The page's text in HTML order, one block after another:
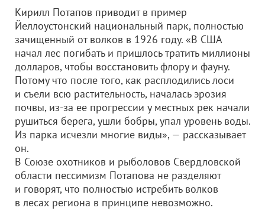
Кирилл Потапов приводит в пример
Йеллоустонский национальный парк, полностью
зачищенный от волков в 1926 году. «В США
начал лес погибать и пришлось тратить миллионы
долларов, чтобы восстановить флору и фауну.
Потому что после того, как расплодились лоси
и съели всю растительность, началась эрозия
почвы, из-за ее прогрессии у местных рек начали
рушиться берега, ушли бобры, упал уровень воды.
Из парка исчезли многие виды», — рассказывает
он.
В Союзе охотников и рыболовов Свердловской
области пессимизм Потапова не разделяют
и говорят, что полностью истребить волков
в лесах региона в принципе невозможно.